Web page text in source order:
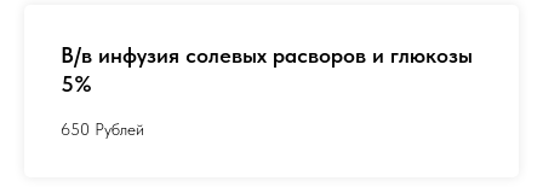
В/в инфузия солевых расворов и глюкозы
5%
650 Рублей